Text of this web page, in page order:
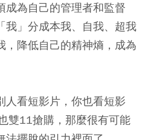
成為自己的管理者和監督
我」分成本我、自我、超我
，降低自己的精神熵，成為
人看短影片，你也看短影
雙11搶購，那麼很有可能